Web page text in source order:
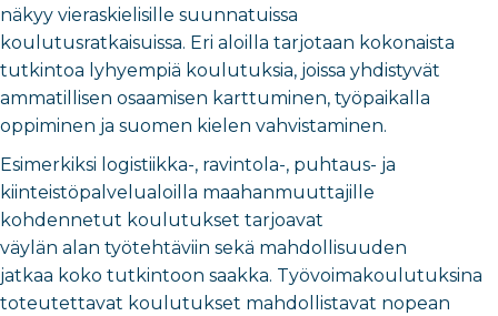
näkyy vieraskielisille suunnatuissa
koulutusratkaisuissa. Eri aloilla tarjotaan kokonaista
tutkintoa lyhyempiä koulutuksia, joissa yhdistyvät
ammatillisen osaamisen karttuminen, työpaikalla
oppiminen ja suomen kielen vahvistaminen.
Esimerkiksi logistiikka-, ravintola-, puhtaus- ja
kiinteistöpalvelualoilla maahanmuuttajille
kohdennetut koulutukset tarjoavat
väylän alan työtehtäviin sekä mahdollisuuden
jatkaa koko tutkintoon saakka. Työvoimakoulutuksina
toteutettavat koulutukset mahdollistavat nopean